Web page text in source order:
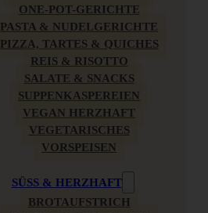
ONE-POT-GERICHTE
PASTA & NUDELGERICHTE
PIZZA, TARTES & QUICHES
REIS & RISOTTO
SALATE & SNACKS
SUPPENKASPEREIEN
VEGAN HERZHAFT
VEGETARISCHES
VORSPEISEN
SÜSS & HERZHAFT
BROTAUFSTRICH